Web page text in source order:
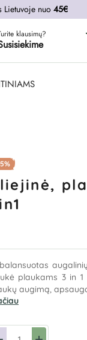
Lietuvoje nuo45€
klausimų?
plaukams 3 in
augimą,